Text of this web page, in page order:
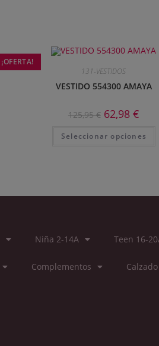
¡OFERTA!
131-VESTIDOS
VESTIDO 554300 AMAYA
125,95€ 62,98 €
Seleccionar opciones
Niña 2-14A Teen 16-
Complementos Calzado